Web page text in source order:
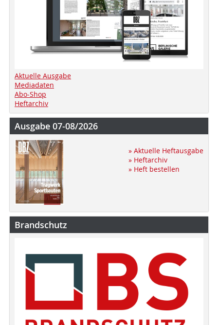
Aktuelle Ausgabe
Mediadaten
Abo-Shop
Heftarchiv
Ausgabe 07-08/2026
» Aktuelle Heftausgabe
» Heftarchiv
» Heft bestellen
Brandschutz